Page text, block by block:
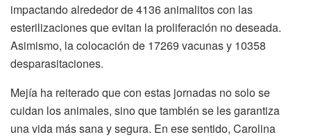
impactando alrededor de 4136 animalitos con las
esterilizaciones que evitan la proliferación no deseada.
Asimismo, la colocación de 17269 vacunas y 10358
desparasitaciones.
Mejía ha reiterado que con estas jornadas no solo se
cuidan los animales, sino que también se les garantiza
una vida más sana y segura. En ese sentido, Carolina